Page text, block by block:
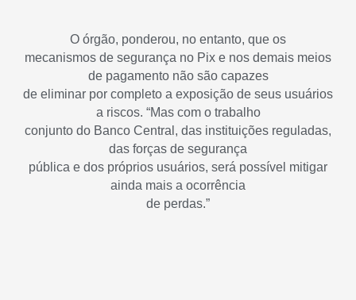
O órgão, ponderou, no entanto, que os
mecanismos de segurança no Pix e nos demais meios
de pagamento não são capazes
de eliminar por completo a exposição de seus usuários
a riscos. “Mas com o trabalho
conjunto do Banco Central, das instituições reguladas,
das forças de segurança
pública e dos próprios usuários, será possível mitigar
ainda mais a ocorrência
de perdas.”